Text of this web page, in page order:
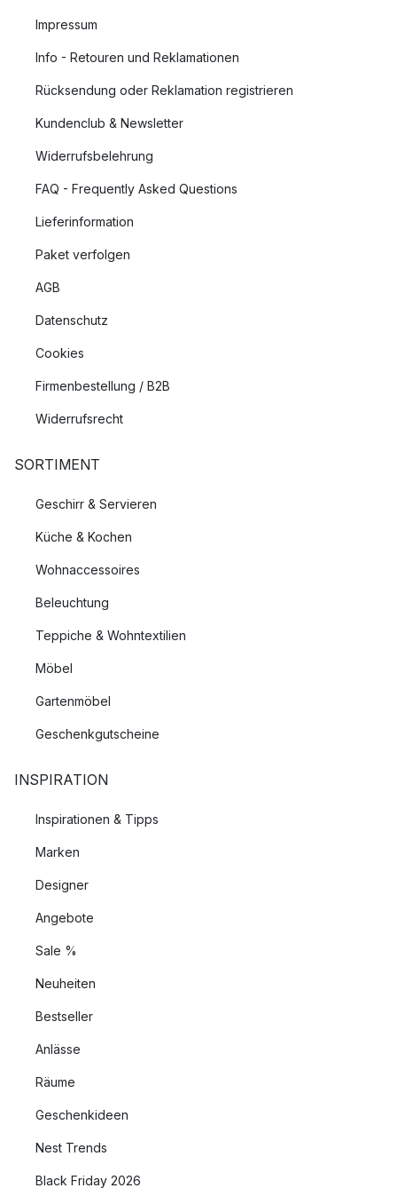
Impressum
Info - Retouren und Reklamationen
Rücksendung oder Reklamation registrieren
Kundenclub & Newsletter
Widerrufsbelehrung
FAQ - Frequently Asked Questions
Lieferinformation
Paket verfolgen
AGB
Datenschutz
Cookies
Firmenbestellung / B2B
Widerrufsrecht
SORTIMENT
Geschirr & Servieren
Küche & Kochen
Wohnaccessoires
Beleuchtung
Teppiche & Wohntextilien
Möbel
Gartenmöbel
Geschenkgutscheine
INSPIRATION
Inspirationen & Tipps
Marken
Designer
Angebote
Sale %
Neuheiten
Bestseller
Anlässe
Räume
Geschenkideen
Nest Trends
Black Friday 2026